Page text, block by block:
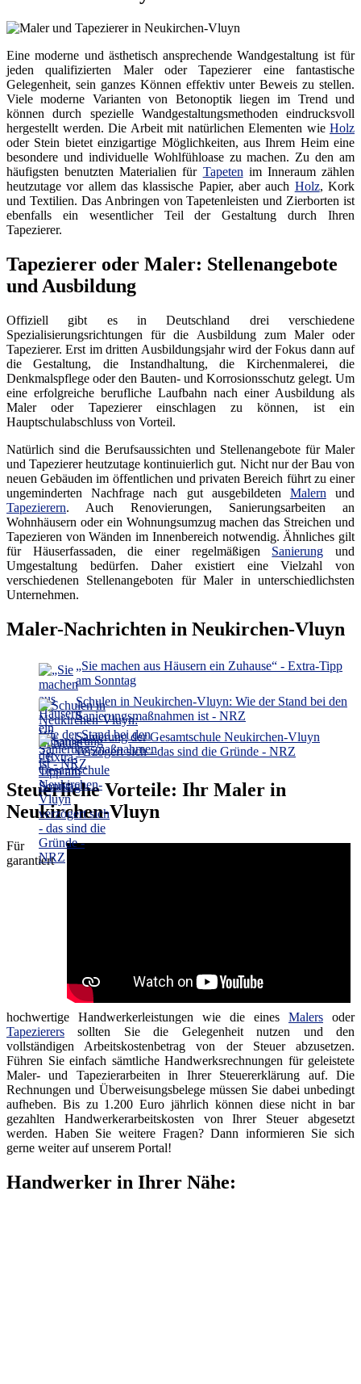
Eine moderne und ästhetisch ansprechende Wandgestaltung ist für
jeden qualifizierten Maler oder Tapezierer eine fantastische
Gelegenheit, sein ganzes Können effektiv unter Beweis zu stellen.
Viele moderne Varianten von Betonoptik liegen im Trend und
können durch spezielle Wandgestaltungsmethoden eindrucksvoll
hergestellt werden. Die Arbeit mit natürlichen Elementen wie Holz
oder Stein bietet einzigartige Möglichkeiten, aus Ihrem Heim eine
besondere und individuelle Wohlfühloase zu machen. Zu den am
häufigsten benutzten Materialien für Tapeten im Inneraum zählen
heutzutage vor allem das klassische Papier, aber auch Holz, Kork
und Textilien. Das Anbringen von Tapetenleisten und Zierborten ist
ebenfalls ein wesentlicher Teil der Gestaltung durch Ihren
Tapezierer.
Tapezierer oder Maler: Stellenangebote
und Ausbildung
Offiziell gibt es in Deutschland drei verschiedene
Spezialisierungsrichtungen für die Ausbildung zum Maler oder
Tapezierer. Erst im dritten Ausbildungsjahr wird der Fokus dann auf
die Gestaltung, die Instandhaltung, die Kirchenmalerei, die
Denkmalspflege oder den Bauten- und Korrosionsschutz gelegt. Um
eine erfolgreiche berufliche Laufbahn nach einer Ausbildung als
Maler oder Tapezierer einschlagen zu können, ist ein
Hauptschulabschluss von Vorteil.
Natürlich sind die Berufsaussichten und Stellenangebote für Maler
und Tapezierer heutzutage kontinuierlich gut. Nicht nur der Bau von
neuen Gebäuden im öffentlichen und privaten Bereich führt zu einer
ungeminderten Nachfrage nach gut ausgebildeten Malern und
Tapezierern. Auch Renovierungen, Sanierungsarbeiten an
Wohnhäusern oder ein Wohnungsumzug machen das Streichen und
Tapezieren von Wänden im Innenbereich notwendig. Ähnliches gilt
für Häuserfassaden, die einer regelmäßigen Sanierung und
Umgestaltung bedürfen. Daher existiert eine Vielzahl von
verschiedenen Stellenangeboten für Maler in unterschiedlichsten
Unternehmen.
Maler-Nachrichten in Neukirchen-Vluyn
„Sie machen aus Häusern ein Zuhause“ - Extra-Tipp
am Sonntag
Schulen in Neukirchen-Vluyn: Wie der Stand bei den
Sanierungsmaßnahmen ist - NRZ
Sanierung der Gesamtschule Neukirchen-Vluyn
verzögert sich - das sind die Gründe - NRZ
Steuerliche Vorteile: Ihr Maler in
Neukirchen-Vluyn
Für
garantiert
hochwertige Handwerkerleistungen wie die eines Malers oder
Tapezierers sollten Sie die Gelegenheit nutzen und den
vollständigen Arbeitskostenbetrag von der Steuer abzusetzen.
Führen Sie einfach sämtliche Handwerksrechnungen für geleistete
Maler- und Tapezierarbeiten in Ihrer Steuererklärung auf. Die
Rechnungen und Überweisungsbelege müssen Sie dabei unbedingt
aufheben. Bis zu 1.200 Euro jährlich können diese nicht in bar
gezahlten Handwerkerarbeitskosten von Ihrer Steuer abgesetzt
werden. Haben Sie weitere Fragen? Dann informieren Sie sich
gerne weiter auf unserem Portal!
Handwerker in Ihrer Nähe: